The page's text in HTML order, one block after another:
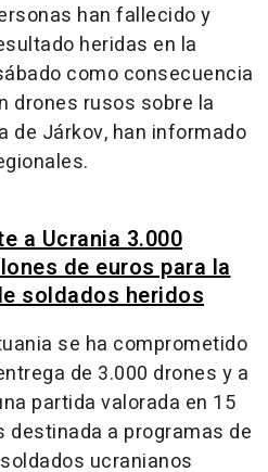
han fallecido y
heridas en la
como consecuencia
drones rusos sobre la
de Járkov, han informado
a Ucrania 3.000
de euros para la
soldados heridos
se ha comprometido
de 3.000 drones y a
partida valorada en 15
destinada a programas de
ucranianos